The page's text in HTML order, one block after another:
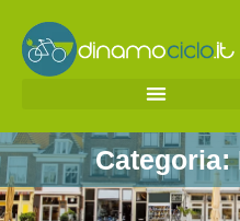
Categoria: